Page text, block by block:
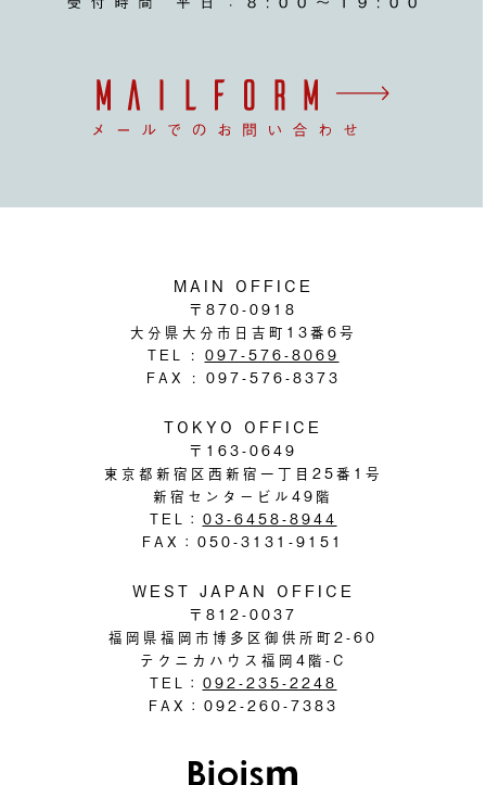
MAIN OFFICE
〒870-0918
大分県大分市日吉町13番6号
TEL : 097-576-8069
FAX : 097-576-8373
TOKYO OFFICE
〒163-0649
東京都新宿区西新宿一丁目25番1号
新宿センタービル49階
TEL： 03-6458-8944
FAX：050-3131-9151
WEST JAPAN OFFICE
〒812-0037
福岡県福岡市博多区御供所町2-60
テクニカハウス福岡4階-C
TEL： 092-235-2248
FAX：092-260-7383